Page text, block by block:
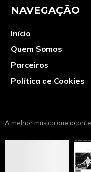
NAVEGAÇÃO
Início
Quem Somos
Parceiros
Política de Cookies
A melhor música que